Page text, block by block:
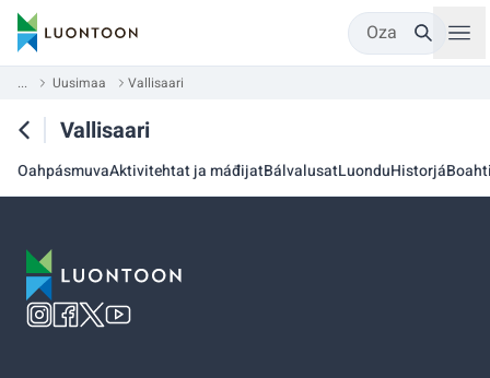
Oza
... Uusimaa Vallisaari
Vallisaari
OahpásmuvaAktivitehtat ja máđijatBálvalusatLuonduHistorjá